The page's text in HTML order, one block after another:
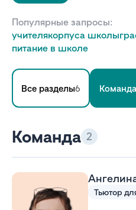
Популярные запросы:
учителякорпуса школы
питание в школе
Все разделы6 Команда
Команда 2
Тьютор